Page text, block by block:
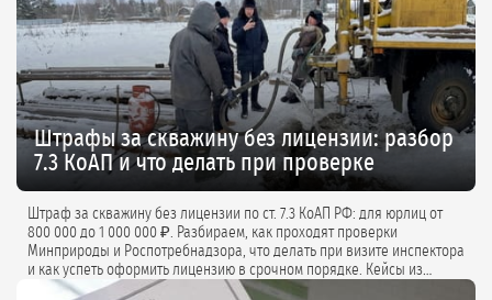
Штрафы за скважину без лицензии: разбор
7.3 КоАП и что делать при проверке
Штраф за скважину без лицензии по ст. 7.3 КоАП РФ: для юрлиц от
800 000 до 1 000 000 ₽. Разбираем, как проходят проверки
Минприроды и Роспотребнадзора, что делать при визите инспектора
и как успеть оформить лицензию в срочном порядке. Кейсы из
практики и советы экспертов.